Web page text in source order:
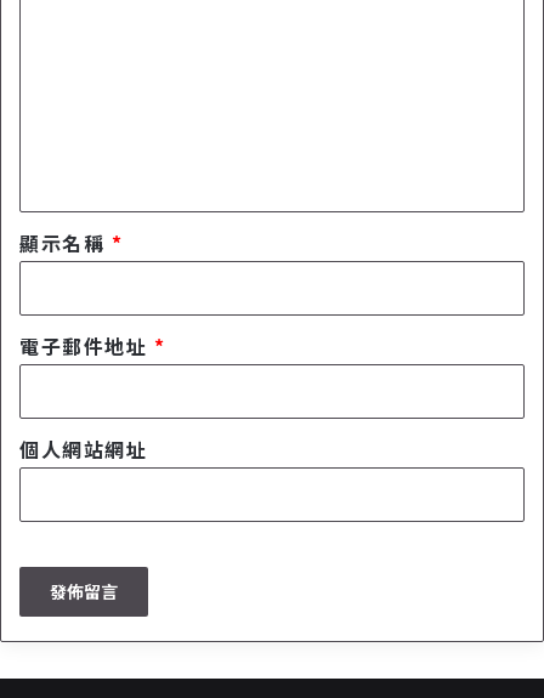
顯示名稱 *
電子郵件地址 *
個人網站網址